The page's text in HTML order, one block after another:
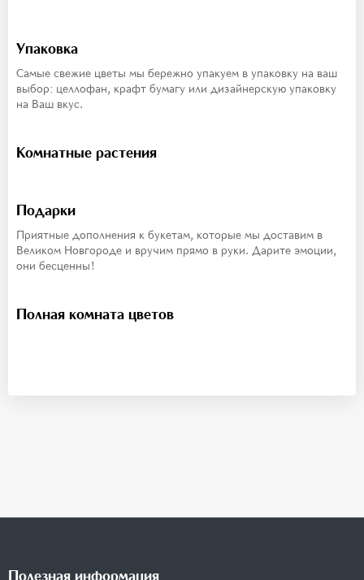
Упаковка
Самые свежие цветы мы бережно упакуем в упаковку на ваш
выбор: целлофан, крафт бумагу или дизайнерскую упаковку
на Ваш вкус.
Комнатные растения
Подарки
Приятные дополнения к букетам, которые мы доставим в
Великом Новгороде и вручим прямо в руки. Дарите эмоции,
они бесценны!
Полная комната цветов
Полезная информация